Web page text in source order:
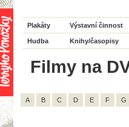
Plakáty Výstavní činnost
Hudba Knihy/časopisy
Filmy na
A B C D E F G